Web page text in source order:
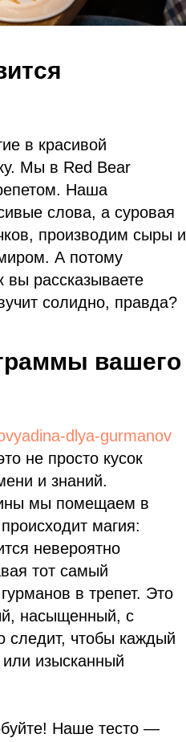
в красивой
Мы в Red Bear
Наша
слова, а суровая
производим сыры и
А потому
вы рассказываете
солидно, правда?
вашего
dlya-gurmanov
не просто кусок
и знаний.
мы помещаем в
магия:
невероятно
тот самый
в трепет. Это
насыщенный, с
чтобы каждый
изысканный
Наше тесто —